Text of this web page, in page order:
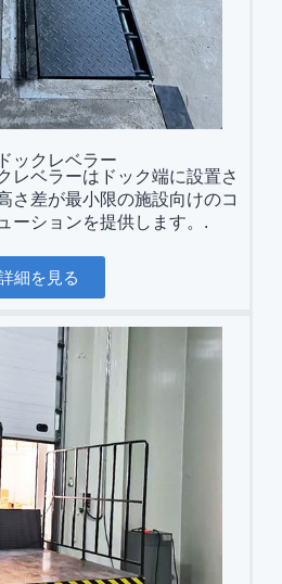
ックレベラー
レベラーはドック端に設置さ
さ差が最小限の施設向けのコ
ーションを提供します。.
細を見る